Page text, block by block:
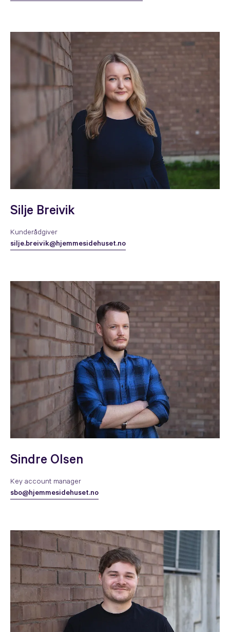
Silje Breivik
Kunderådgiver
silje.breivik@hjemmesidehuset.no
Sindre Olsen
Key account manager
sbo@hjemmesidehuset.no